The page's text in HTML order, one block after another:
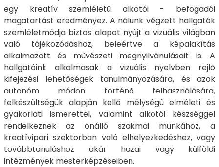
egy kreatív szemléletû alkotói - befogadói
magatartást eredményez. A nálunk végzett hallgatók
szemléletmódja biztos alapot nyújt a vizuális világban
való tájékozódáshoz, beleértve a képalakítás
alkalmazott és mûvészeti megnyilvánulásait is. A
hallgatóink alkalmasak a vizuális nyelvben rejlõ
kifejezési lehetőségek tanulmányozására, és azok
autonóm módon történõ felhasználására,
felkészültségük alapján kellő mélységû elméleti és
gyakorlati ismerettel, valamint alkotói készséggel
rendelkeznek az önálló szakmai munkához, a
kreatívipari szektorban való elhelyezkedéshez, vagy
továbbtanuláshoz akár hazai vagy külföldi
intézmények mesterképzéseiben.